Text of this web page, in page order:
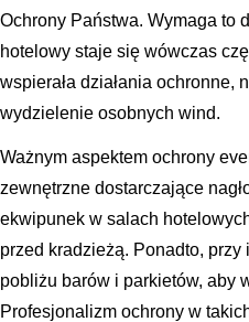
Ochrony Państwa. Wymaga to
hotelowy staje się wówczas
wspierała działania
wydzielenie osobnych wind.
Ważnym aspektem ochrony
zewnętrzne dostarczające
ekwipunek w salach
przed kradzieżą. Ponadto,
pobliżu barów i parkietów, aby
Profesjonalizm ochrony w